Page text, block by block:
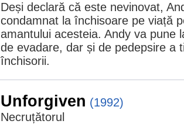
Deși declară că este nevinovat,
condamnat la închisoare pe viață
amantului acesteia. Andy va pune
de evadare, dar și de pedepsire a
închisorii.
Unforgiven (1992)
Necruțătorul